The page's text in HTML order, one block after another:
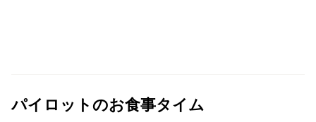
パイロットのお食事タイム